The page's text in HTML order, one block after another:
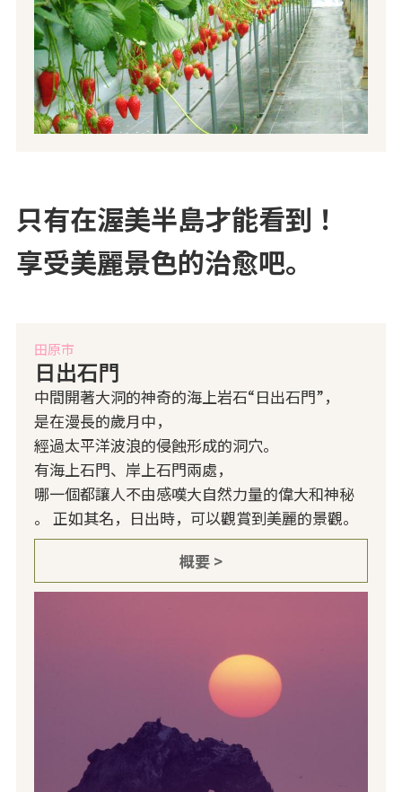
只有在渥美半島才能看到！
享受美麗景色的治愈吧。
田原市
日出石門
中間開著大洞的神奇的海上岩石“日出石門”，
是在漫長的歲月中，
經過太平洋波浪的侵蝕形成的洞穴。
有海上石門、岸上石門兩處，
哪一個都讓人不由感嘆大自然力量的偉大和神秘
。 正如其名，日出時，可以觀賞到美麗的景觀。
概要 >